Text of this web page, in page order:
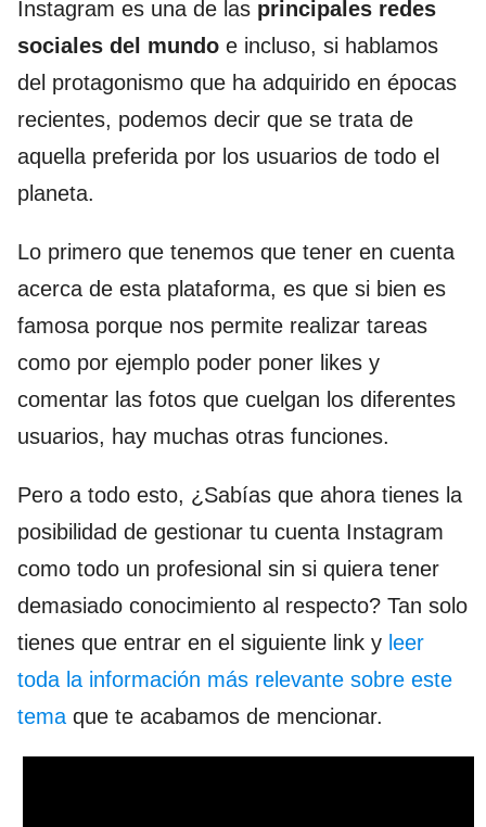
Instagram es una de las principales redes
sociales del mundo e incluso, si hablamos
del protagonismo que ha adquirido en épocas
recientes, podemos decir que se trata de
aquella preferida por los usuarios de todo el
planeta.
Lo primero que tenemos que tener en cuenta
acerca de esta plataforma, es que si bien es
famosa porque nos permite realizar tareas
como por ejemplo poder poner likes y
comentar las fotos que cuelgan los diferentes
usuarios, hay muchas otras funciones.
Pero a todo esto, ¿Sabías que ahora tienes la
posibilidad de gestionar tu cuenta Instagram
como todo un profesional sin si quiera tener
demasiado conocimiento al respecto? Tan solo
tienes que entrar en el siguiente link y leer
toda la información más relevante sobre este
tema que te acabamos de mencionar.